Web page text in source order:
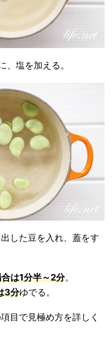
、塩を加える。
した豆を入れ、蓋をす
は1分半～2分。
3分ゆでる。
目で見極め方を詳しく